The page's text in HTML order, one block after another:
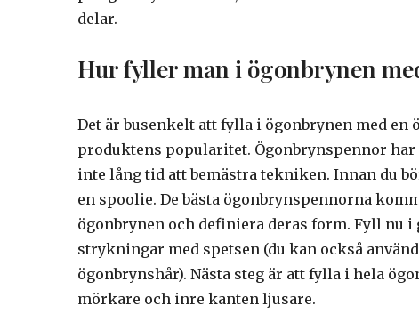
delar.
Hur fyller man i ögonbrynen
Det är busenkelt att fylla i ögonbrynen med
produktens popularitet. Ögonbrynspennor
inte lång tid att bemästra tekniken. Innan du
en spoolie. De bästa ögonbrynspennorna
ögonbrynen och definiera deras form. Fyll nu i
strykningar med spetsen (du kan också
ögonbrynshår). Nästa steg är att fylla i hela
mörkare och inre kanten ljusare.